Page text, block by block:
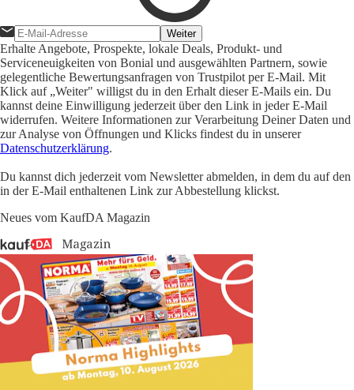
Weiter
Erhalte Angebote, Prospekte, lokale Deals, Produkt- und
Serviceneuigkeiten von Bonial und ausgewählten Partnern, sowie
gelegentliche Bewertungsanfragen von Trustpilot per E-Mail. Mit
Klick auf „Weiter" willigst du in den Erhalt dieser E-Mails ein. Du
kannst deine Einwilligung jederzeit über den Link in jeder E-Mail
widerrufen. Weitere Informationen zur Verarbeitung Deiner Daten und
zur Analyse von Öffnungen und Klicks findest du in unserer
Datenschutzerklärung.
Du kannst dich jederzeit vom Newsletter abmelden, in dem du auf den
in der E-Mail enthaltenen Link zur Abbestellung klickst.
Neues vom KaufDA Magazin